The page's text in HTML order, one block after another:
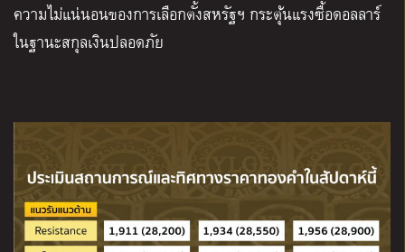
ความไม่แน่นอนของการเลือกตั้งสหรัฐฯ กระตุ้นแรงซื้อดอลลาร์
ในฐานะสกุลเงินปลอดภัย